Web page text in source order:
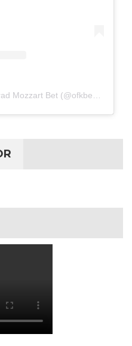
A post shared by OFK Beograd Mozzart Bet (@ofkbeograd1911)